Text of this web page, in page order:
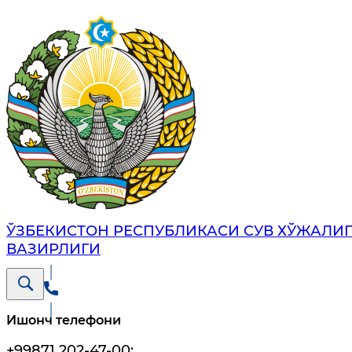
ЎЗБЕКИСТОН РЕСПУБЛИКАСИ СУВ
ВАЗИРЛИГИ
Ишонч телефони